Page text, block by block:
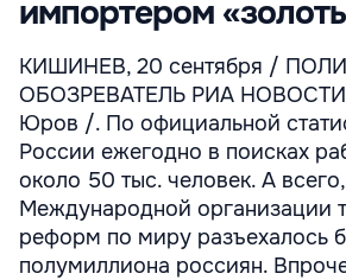
импортером
КИШИНЕВ, 20 сентября /
ОБОЗРЕВАТЕЛЬ РИА НОВОСТИ
Юров /. По официальной
России ежегодно в поисках
около 50 тыс. человек. А
Международной организации
реформ по миру разъехалось
полумиллиона россиян.